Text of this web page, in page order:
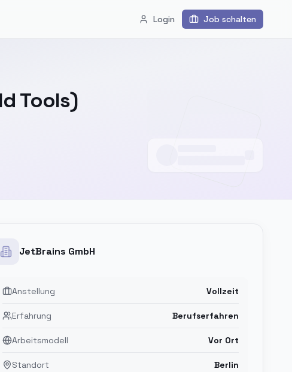
Login Job schalten
Tools)
JetBrains GmbH
Anstellung Vollzeit
Erfahrung Berufserfahren
Arbeitsmodell Vor Ort
Standort Berlin